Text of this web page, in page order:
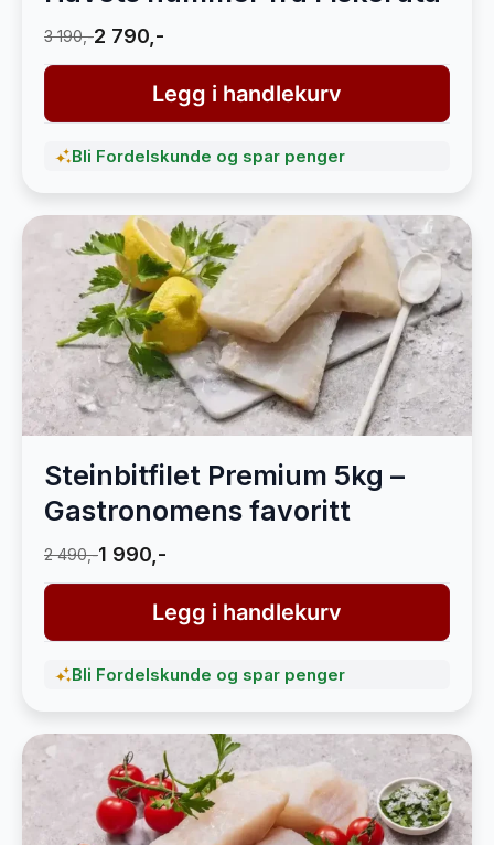
3 190,-2 790,-
Legg i handlekurv
Bli Fordelskunde og spar penger
Steinbitfilet Premium 5kg –
Gastronomens favoritt
2 490,-1 990,-
Legg i handlekurv
Bli Fordelskunde og spar penger